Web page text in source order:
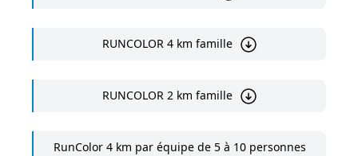
RUNCOLOR 4 km famille
RUNCOLOR 2 km famille
RunColor 4 km par équipe de 5 à 10 personnes